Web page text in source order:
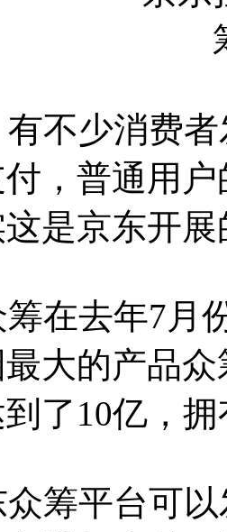
少消费者
，普通用
是京东开
去年7月份
大的产品
了10亿，
平台可以